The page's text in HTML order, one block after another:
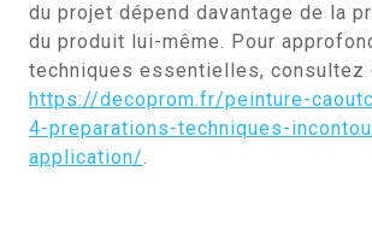
du projet dépend davantage de la
du produit lui-même. Pour
techniques essentielles, consultez
https://decoprom.fr/peinture-
4-preparations-techniques-
application/.